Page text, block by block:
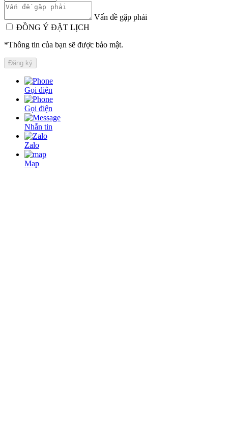
Vấn đề gặp phải
ĐỒNG Ý ĐẶT LỊCH
*Thông tin của bạn sẽ được bảo mật.
Gọi điện
Gọi điện
Nhắn tin
Zalo
Map